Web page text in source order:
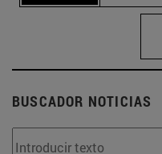
BUSCADOR NOTICIAS